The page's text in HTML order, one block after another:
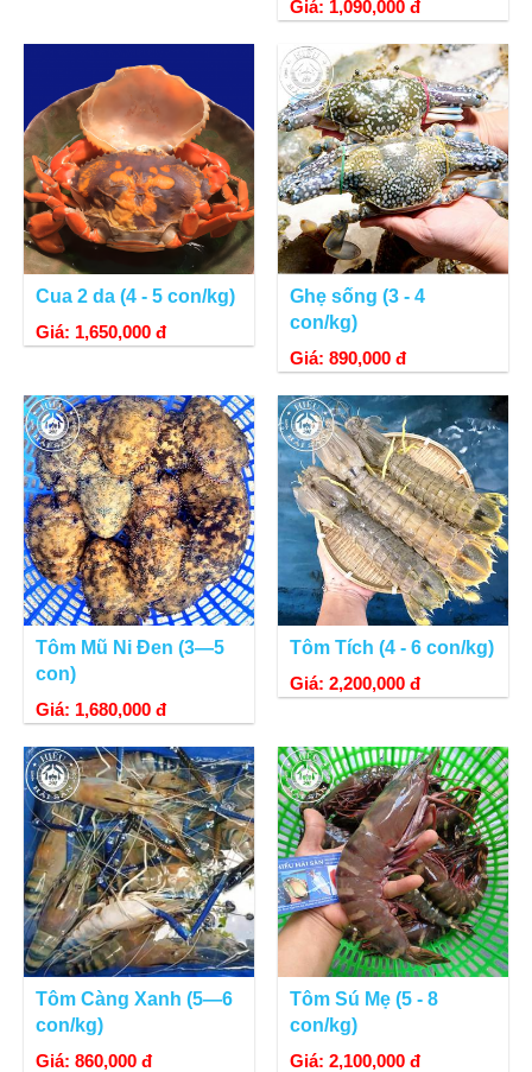
Giá: 1,090,000 đ
Cua 2 da (4 - 5 con/kg)
Giá: 1,650,000 đ
Ghẹ sống (3 - 4
con/kg)
Giá: 890,000 đ
Tôm Mũ Ni Đen (3—5
con)
Giá: 1,680,000 đ
Tôm Tích (4 - 6 con/kg)
Giá: 2,200,000 đ
Tôm Càng Xanh (5—6
con/kg)
Giá: 860,000 đ
Tôm Sú Mẹ (5 - 8
con/kg)
Giá: 2,100,000 đ